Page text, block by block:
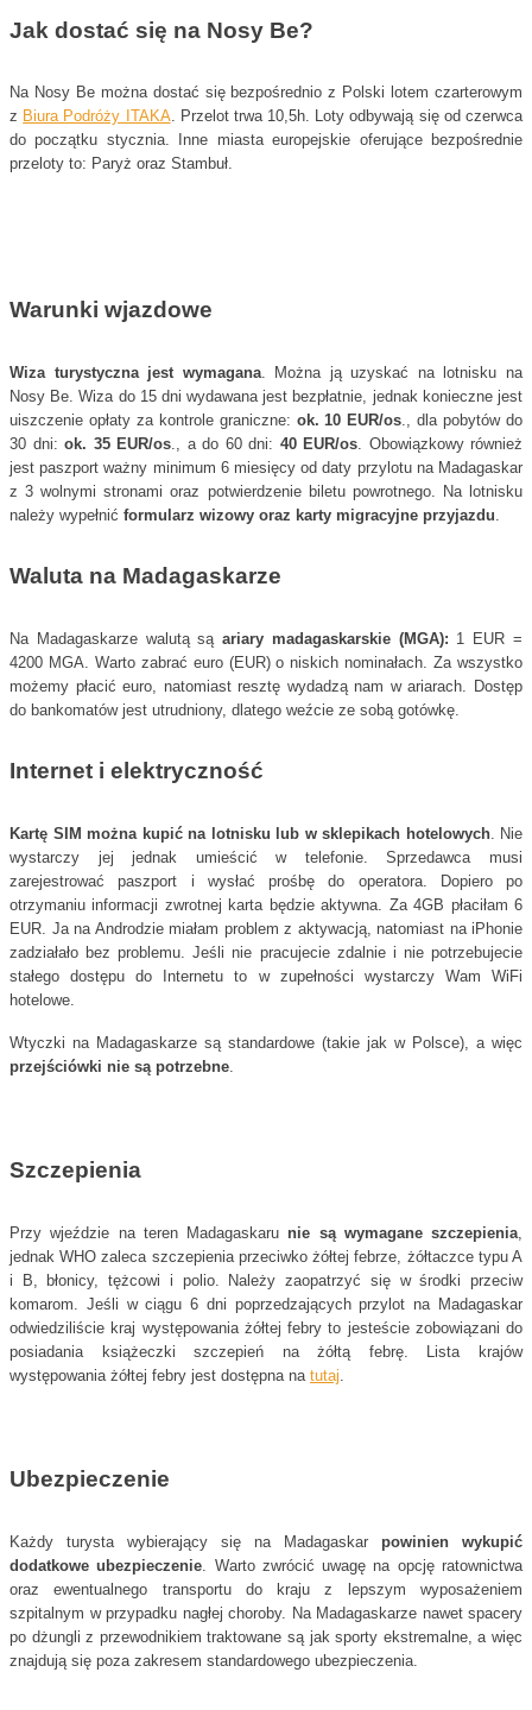
Jak dostać się na Nosy Be?
Na Nosy Be można dostać się bezpośrednio z Polski lotem czarterowym
z Biura Podróży ITAKA. Przelot trwa 10,5h. Loty odbywają się od czerwca
do początku stycznia. Inne miasta europejskie oferujące bezpośrednie
przeloty to: Paryż oraz Stambuł.
Warunki wjazdowe
Wiza turystyczna jest wymagana. Można ją uzyskać na lotnisku na
Nosy Be. Wiza do 15 dni wydawana jest bezpłatnie, jednak konieczne jest
uiszczenie opłaty za kontrole graniczne: ok. 10 EUR/os., dla pobytów do
30 dni: ok. 35 EUR/os., a do 60 dni: 40 EUR/os. Obowiązkowy również
jest paszport ważny minimum 6 miesięcy od daty przylotu na Madagaskar
z 3 wolnymi stronami oraz potwierdzenie biletu powrotnego. Na lotnisku
należy wypełnić formularz wizowy oraz karty migracyjne przyjazdu.
Waluta na Madagaskarze
Na Madagaskarze walutą sąariary madagaskarskie (MGA): 1 EUR =
4200 MGA. Warto zabrać euro (EUR) o niskich nominałach. Za wszystko
możemy płacić euro, natomiast resztę wydadzą nam w ariarach. Dostęp
do bankomatów jest utrudniony, dlatego weźcie ze sobą gotówkę.
Internet i elektryczność
Kartę SIM można kupić na lotnisku lub w sklepikach hotelowych. Nie
wystarczy jej jednak umieścić w telefonie. Sprzedawca musi
zarejestrować paszport i wysłać prośbę do operatora. Dopiero po
otrzymaniu informacji zwrotnej karta będzie aktywna. Za 4GB płaciłam 6
EUR. Ja na Androdzie miałam problem z aktywacją, natomiast na iPhonie
zadziałało bez problemu. Jeśli nie pracujecie zdalnie i nie potrzebujecie
stałego dostępu do Internetu to w zupełności wystarczy Wam WiFi
hotelowe.
Wtyczki na Madagaskarze są standardowe (takie jak w Polsce), a więc
przejściówki nie są potrzebne
Szczepienia
Przy wjeździe na teren Madagaskaru nie są wymagane szczepienia
jednak WHO zaleca szczepienia przeciwko żółtej febrze, żółtaczce typu A
i B, błonicy, tężcowi i polio. Należy zaopatrzyć się w środki przeciw
komarom. Jeśli w ciągu 6 dni poprzedzających przylot na Madagaskar
odwiedziliście kraj występowania żółtej febry to jesteście zobowiązani do
posiadania książeczki szczepień na żółtą febrę. Lista krajów
występowania żółtej febry jest dostępna na tutaj
Ubezpieczenie
Każdy turysta wybierający się na Madagaskar powinien wykupić
dodatkowe ubezpieczenie . Warto zwrócić uwagę na opcję ratownictwa
oraz ewentualnego transportu do kraju z lepszym wyposażeniem
szpitalnym w przypadku nagłej choroby. Na Madagaskarze nawet spacery
po dżungli z przewodnikiem traktowane są jak sporty ekstremalne, a więc
znajdują się poza zakresem standardowego ubezpieczenia.